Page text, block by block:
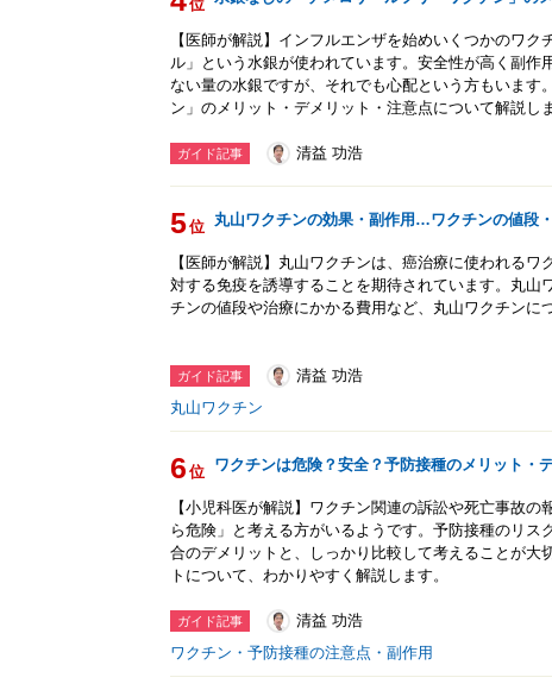
位
【医師が解説】インフルエンザを始めいくつかのワ
ル」という水銀が使われています。安全性が高く副作
ない量の水銀ですが、それでも心配という方もいます
ン」のメリット・デメリット・注意点について解説しま
ガイド記事 清益 功浩
5位 丸山ワクチンの効果・副作用…ワクチンの値段
【医師が解説】丸山ワクチンは、癌治療に使われる
対する免疫を誘導することを期待されています。丸山
チンの値段や治療にかかる費用など、丸山ワクチンに
ガイド記事
清益 功浩
丸山ワクチン
6 位 ワクチンは危険？安全？予防接種のメリット・
【小児科医が解説】ワクチン関連の訴訟や死亡事故
ら危険」と考える方がいるようです。予防接種のリス
合のデメリットと、しっかり比較して考えることが大
トについて、わかりやすく解説します。
ガイド記事
清益 功浩
ワクチン・予防接種の注意点・副作用